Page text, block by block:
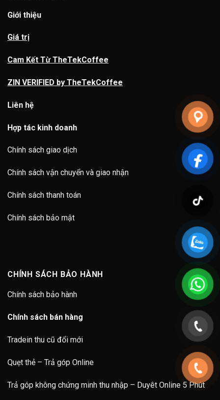
Giới thiệu
Giá trị
Cam Kết Từ TheTekCoffee
ZIN VERIFIED by TheTekCoffee
Liên hệ
Hợp tác kinh doanh
Chính sách giao dịch
Chính sách vận chuyển và giao nhận
Chính sách thanh toán
Chính sách bảo mật
CHÍNH SÁCH BẢO HÀNH
Chính sách bảo hành
Chính sách bán hàng
Tradein thu cũ đổi mới
Quẹt thẻ – Trả góp Online
Trả góp không chứng minh thu nhập – Duyêt Online 5 Phút